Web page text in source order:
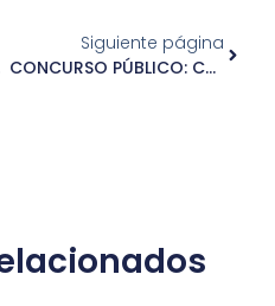
Siguiente página
CONCURSO PÚBLICO: Coordinadora Residencia Transitoria – Convenio SernamEG